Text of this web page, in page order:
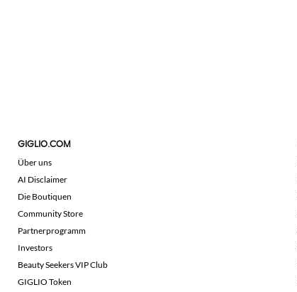
GIGLIO.COM
Über uns
AI Disclaimer
Die Boutiquen
Community Store
Partnerprogramm
Investors
Beauty Seekers VIP Club
GIGLIO Token